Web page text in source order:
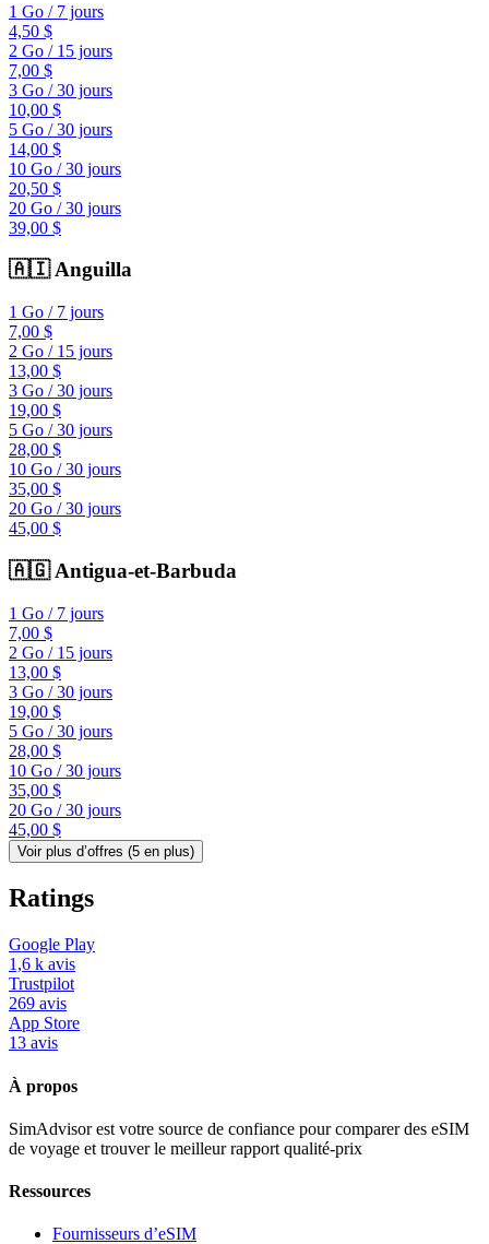
1 Go /7 jours
4,50 $
2 Go /15 jours
7,00 $
3 Go /30 jours
10,00 $
5 Go /30 jours
14,00 $
10 Go /30 jours
20,50 $
20 Go /30 jours
39,00 $
🇦🇮Anguilla
1 Go /7 jours
7,00 $
2 Go /15 jours
13,00 $
3 Go /30 jours
19,00 $
5 Go /30 jours
28,00 $
10 Go /30 jours
35,00 $
20 Go /30 jours
45,00 $
🇦🇬Antigua-et-Barbuda
1 Go /7 jours
7,00 $
2 Go /15 jours
13,00 $
3 Go /30 jours
19,00 $
5 Go /30 jours
28,00 $
10 Go /30 jours
35,00 $
20 Go /30 jours
45,00 $
Voir plus d’offres (5 en plus)
Ratings
Google Play
1,6 k avis
Trustpilot
269 avis
App Store
13 avis
À propos
SimAdvisor est votre source de confiance pour comparer des eSIM
de voyage et trouver le meilleur rapport qualité-prix
Ressources
Fournisseurs d’eSIM